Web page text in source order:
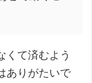
くて済むよう
ありがたいで